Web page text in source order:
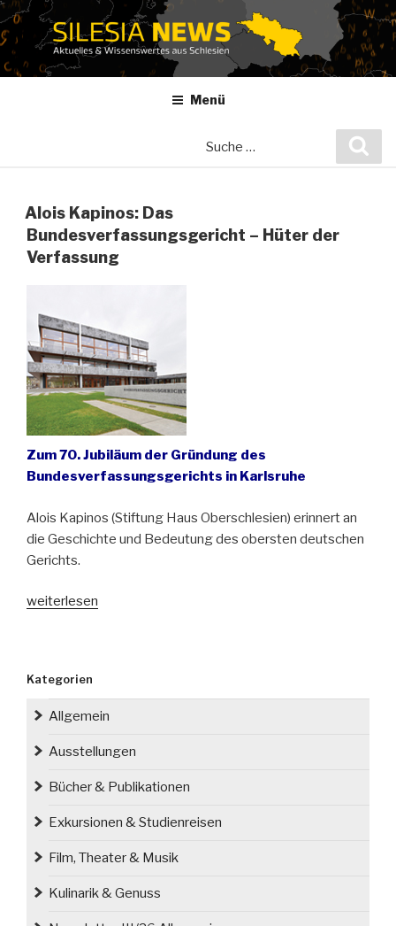
Zum
Inhalt
springen
Menü
Alois Kapinos: Das
Bundesverfassungsgericht – Hüter der
Verfassung
Zum 70. Jubiläum der Gründung des
Bundesverfassungsgerichts in Karlsruhe
Alois Kapinos (Stiftung Haus Oberschlesien) erinnert an
die Geschichte und Bedeutung des obersten deutschen
Gerichts.
„Alois
–
Hüter
Verfassung“
weiterlesen
Kategorien
Allgemein
Ausstellungen
Bücher & Publikationen
Exkursionen & Studienreisen
Film, Theater & Musik
Kulinarik & Genuss